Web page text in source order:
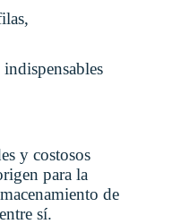
y costosos
para la
de
sí.